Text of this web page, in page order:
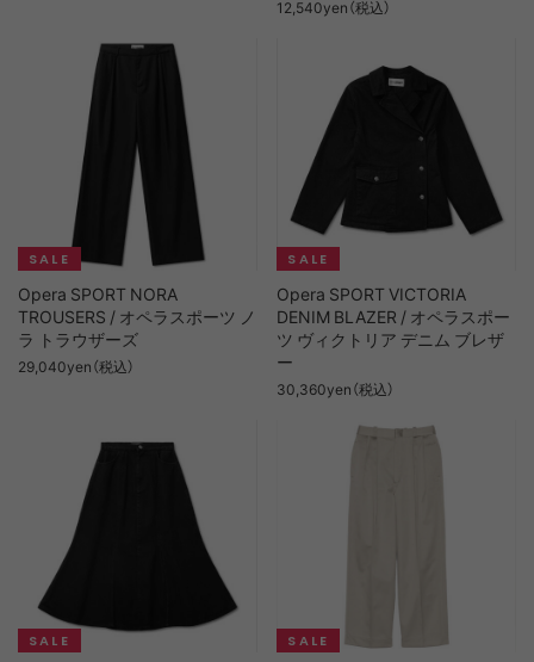
12,540yen（税込）
Opera SPORT NORA
TROUSERS / オペラスポーツ ノ
ラ トラウザーズ
29,040yen（税込）
Opera SPORT VICTORIA
DENIM BLAZER / オペラスポー
ツ ヴィクトリア デニム ブレザ
ー
30,360yen（税込）